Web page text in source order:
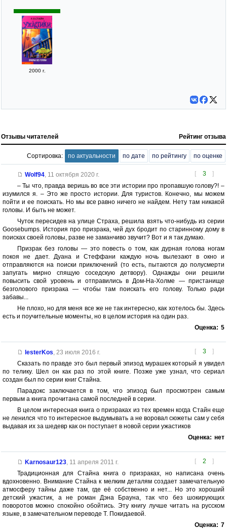
2000 г.
Отзывы читателей Рейтинг отзыва
Сортировка: по актуальности по дате по рейтингу по оценке
[ 3 ]
Wolf94, 11 октября 2020 г.
– Ты что, правда веришь во все эти истории про пропавшую голову?! –
изумился я. – Это же просто истории. Для туристов. Конечно, мы можем
пойти и ее поискать. Но мы все равно ничего не найдем. Нету там никакой
головы. И быть не может.
Чуток пересидев на улице Страха, решила взять что-нибудь из серии
Goosebumps. История про призрака, чей дух бродит по старинному дому в
поисках своей головы, разве не заманчиво звучит? Вот и я так думаю.
Призрак без головы — это повесть о том, как дурная голова ногам
покоя не дает. Дуана и Стеффани каждую ночь вылезают в окно и
отправляются на поиски приключений (то есть, пытаются до полусмерти
запугать мирно спящую соседскую детвору). Однажды они решили
повысить свой уровень и отправились в Дом-На-Холме — пристанище
безголового призрака — чтобы там поискать его голову. Только ради
забавы...
Не плохо, но для меня все же не так интересно, как хотелось бы. Здесь
есть и поучительные моменты, но в целом история на один раз.
Оценка: 5
[ 3 ]
lesterKos 23 июля 2016 г.
Сказать по правде это был первый эпизод мурашек который я увидел
по телику. Шел он как раз по этой книге. Позже уже узнал, что сериал
создан был по серии книг Стайна.
Парадокс заключается в том, что эпизод был просмотрен самым
первым а книга прочитана самой последней в серии.
В целом интересная книга о призраках из тех времен когда Стайн еще
не ленился что то интересное выдумывать а не воровал сюжеты сам у себя
выдавая их за шедевр как он поступает в новой серии ужастиков
Оценка: нет
[ 2 ]
Karnosaur123, 11 апреля 2011 г.
Традиционная для Стайна книга о призраках, но написана очень
вдохновенно. Внимание Стайна к мелким деталям создает замечательную
атмосферу тайны даже там, где её собственно и нет... Но это хороший
детский ужастик, а не роман Дэна Брауна, так что без шокирующих
поворотов можно спокойно обойтись. Эту книгу лучше читать на русском
языке, в замечательном переводе Т. Покидаевой.
Оценка: 7